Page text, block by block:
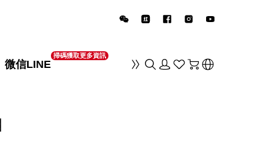
微信LINE
掃碼獲取更多資訊